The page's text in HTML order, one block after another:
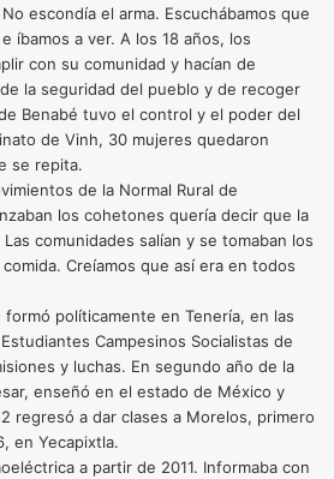
escondía el arma. Escuchábamos que
íbamos a ver. A los 18 años, los
con su comunidad y hacían de
la seguridad del pueblo y de recoger
Benabé tuvo el control y el poder del
de Vinh, 30 mujeres quedaron
se repita.
de la Normal Rural de
los cohetones quería decir que la
comunidades salían y se tomaban los
Creíamos que así era en todos
políticamente en Tenería, en las
Campesinos Socialistas de
y luchas. En segundo año de la
enseñó en el estado de México y
regresó a dar clases a Morelos, primero
en Yecapixtla.
a partir de 2011. Informaba con